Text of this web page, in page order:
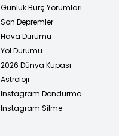
Günlük Burç Yorumları
Son Depremler
Hava Durumu
Yol Durumu
2026 Dünya Kupası
Astroloji
Instagram Dondurma
Instagram Silme